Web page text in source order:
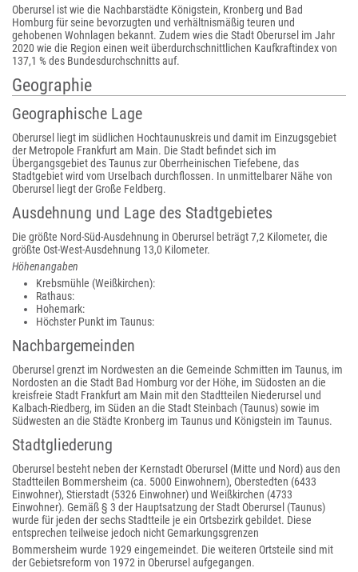
Oberursel ist wie die Nachbarstädte Königstein, Kronberg und Bad
Homburg für seine bevorzugten und verhältnismäßig teuren und
gehobenen Wohnlagen bekannt. Zudem wies die Stadt Oberursel im Jahr
2020 wie die Region einen weit überdurchschnittlichen Kaufkraftindex von
137,1 % des Bundesdurchschnitts auf.
Geographie
Geographische Lage
Oberursel liegt im südlichen Hochtaunuskreis und damit im Einzugsgebiet
der Metropole Frankfurt am Main. Die Stadt befindet sich im
Übergangsgebiet des Taunus zur Oberrheinischen Tiefebene, das
Stadtgebiet wird vom Urselbach durchflossen. In unmittelbarer Nähe von
Oberursel liegt der Große Feldberg.
Ausdehnung und Lage des Stadtgebietes
Die größte Nord-Süd-Ausdehnung in Oberursel beträgt 7,2 Kilometer, die
größte Ost-West-Ausdehnung 13,0 Kilometer.
Höhenangaben
Krebsmühle (Weißkirchen):
Rathaus:
Hohemark:
Höchster Punkt im Taunus:
Nachbargemeinden
Oberursel grenzt im Nordwesten an die Gemeinde Schmitten im Taunus, im
Nordosten an die Stadt Bad Homburg vor der Höhe, im Südosten an die
kreisfreie Stadt Frankfurt am Main mit den Stadtteilen Niederursel und
Kalbach-Riedberg, im Süden an die Stadt Steinbach (Taunus) sowie im
Südwesten an die Städte Kronberg im Taunus und Königstein im Taunus.
Stadtgliederung
Oberursel besteht neben der Kernstadt Oberursel (Mitte und Nord) aus den
Stadtteilen Bommersheim (ca. 5000 Einwohnern), Oberstedten (6433
Einwohner), Stierstadt (5326 Einwohner) und Weißkirchen (4733
Einwohner). Gemäß § 3 der Hauptsatzung der Stadt Oberursel (Taunus)
wurde für jeden der sechs Stadtteile je ein Ortsbezirk gebildet. Diese
entsprechen teilweise jedoch nicht Gemarkungsgrenzen
Bommersheim wurde 1929 eingemeindet. Die weiteren Ortsteile sind mit
der Gebietsreform von 1972 in Oberursel aufgegangen.